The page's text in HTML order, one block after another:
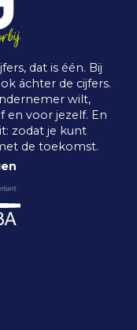
dat is één. Bij
áchter de cijfers.
wilt,
en voor jezelf. En
zodat je kunt
de toekomst.